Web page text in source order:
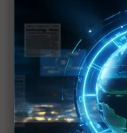
三星以OLED監視
圖
中國還難以追趕的
競OLED